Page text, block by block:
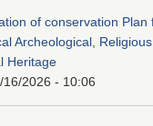
of conservation Plan
Archeological,
Heritage
16/2026 - 10:06